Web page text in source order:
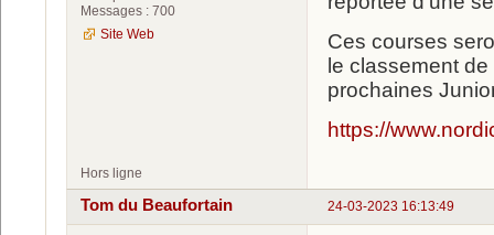
Messages : 700
Site Web
Ces courses
le classement
prochaines
https://
Hors ligne
24-03-2023 16:13:49
Tom du Beaufortain